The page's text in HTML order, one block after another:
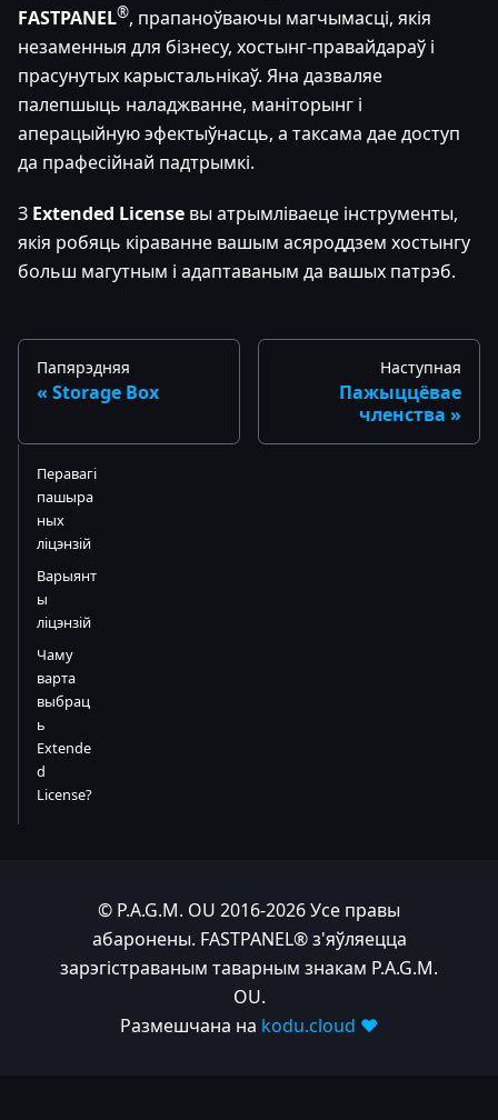
FASTPANEL®, прапаноўваючы магчымасці, якія
незаменныя для бізнесу, хостынг-правайдараў і
прасунутых карыстальнікаў. Яна дазваляе
палепшыць наладжванне, маніторынг і
аперацыйную эфектыўнасць, а таксама дае доступ
да прафесійнай падтрымкі.
З Extended License вы атрымліваеце інструменты,
якія робяць кіраванне вашым асяроддзем хостынгу
больш магутным і адаптаваным да вашых патрэб.
Папярэдняя
Storage Box
Наступная
Пажыццёвае
членства
Перавагі
пашыра
ных
ліцэнзій
Варыянт
ы
ліцэнзій
Чаму
варта
выбрац
ь
Extende
d
License?
© P.A.G.M. OU 2016-2026 Усе правы
абаронены. FASTPANEL® з'яўляецца
зарэгістраваным таварным знакам P.A.G.M.
OU.
Размешчана на kodu.cloud ❤️